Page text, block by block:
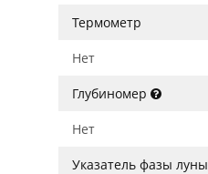
Термометр
Нет
Глубиномер
Нет
Указатель фазы луны